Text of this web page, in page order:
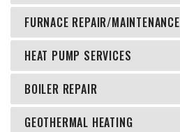
FURNACE REPAIR/MAINTENANCE
HEAT PUMP SERVICES
BOILER REPAIR
GEOTHERMAL HEATING